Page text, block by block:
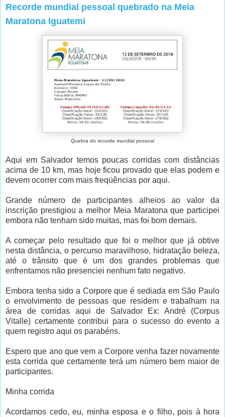
Recorde mundial pessoal quebrado na Meia
Maratona Iguatemi
Quebra do recorde mundial pessoal
Aqui em Salvador temos poucas corridas com distâncias
acima de 10 km, mas hoje ficou provado que elas podem e
devem ocorrer com mais freqüências por aqui.
Grande número de participantes alheios ao valor da
inscrição prestigiou a melhor Meia Maratona que participei
embora não tenham sido muitas, mas foi bom demais.
A começar pelo resultado que foi o melhor que já obtive
nesta distância, o percurso maravilhoso, hidratação beleza,
até o trânsito que é um dos grandes problemas que
enfrentamos não presenciei nenhum fato negativo.
Embora tenha sido a Corpore que é sediada em São Paulo
o envolvimento de pessoas que residem e trabalham na
área de corridas aqui de Salvador Ex: André (Corpus
Vitalle) certamente contribui para o sucesso do evento a
quem registro aqui os parabéns.
Espero que ano que vem a Corpore venha fazer novamente
esta corrida que certamente terá um número bem maior de
participantes.
Minha corrida
Acordamos cedo, eu, minha esposa e o filho, pois à hora